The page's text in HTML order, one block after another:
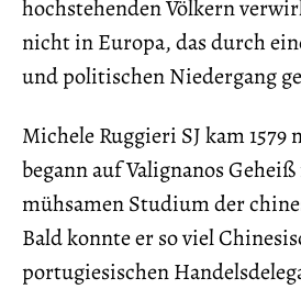
hochstehenden Völkern
nicht in Europa, das durch
und politischen Niedergang
Michele Ruggieri SJ kam 1579
begann auf Valignanos
mühsamen Studium der
Bald konnte er so viel
portugiesischen